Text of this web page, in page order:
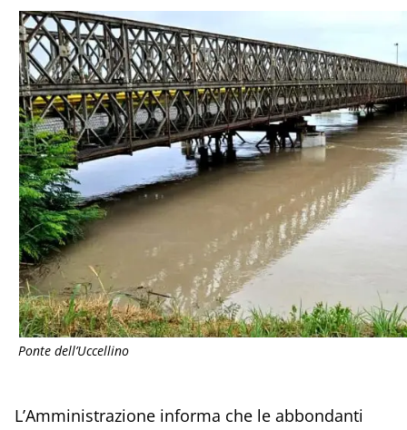
Ponte dell’Uccellino
L’Amministrazione informa che le abbondanti